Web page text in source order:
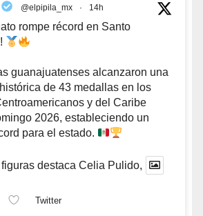
@elpipila_mx · 14h
rompe récord en Santo
guanajuatenses alcanzaron una
de 43 medallas en los
y del Caribe
2026, estableciendo un
para el estado.
destaca Celia Pulido,
Twitter